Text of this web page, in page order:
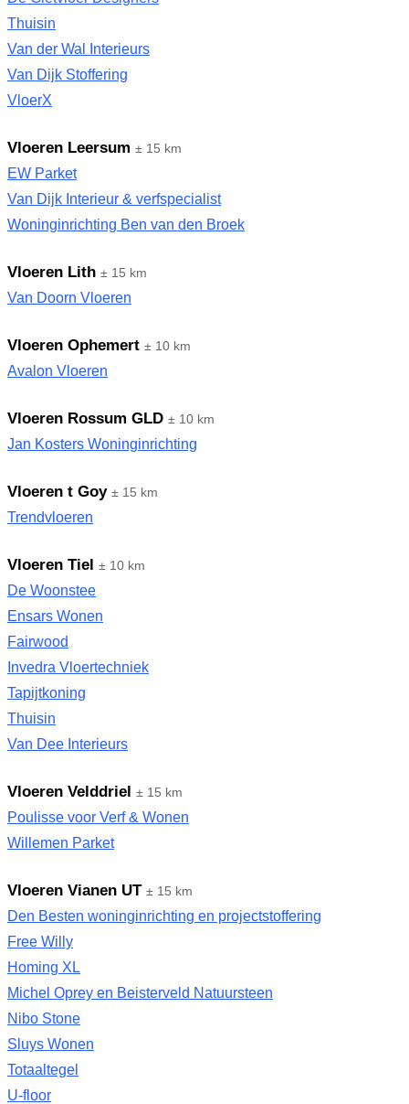
Thuisin
Van der Wal Interieurs
Van Dijk Stoffering
VloerX
Vloeren Leersum ± 15 km
EW Parket
Van Dijk Interieur & verfspecialist
Woninginrichting Ben van den Broek
Vloeren Lith ± 15 km
Van Doorn Vloeren
Vloeren Ophemert ± 10 km
Avalon Vloeren
Vloeren Rossum GLD ± 10 km
Jan Kosters Woninginrichting
Vloeren t Goy ± 15 km
Trendvloeren
Vloeren Tiel ± 10 km
De Woonstee
Ensars Wonen
Fairwood
Invedra Vloertechniek
Tapijtkoning
Thuisin
Van Dee Interieurs
Vloeren Velddriel ± 15 km
Poulisse voor Verf & Wonen
Willemen Parket
Vloeren Vianen UT ± 15 km
Den Besten woninginrichting en projectstoffering
Free Willy
Homing XL
Michel Oprey en Beisterveld Natuursteen
Nibo Stone
Sluys Wonen
Totaaltegel
U-floor